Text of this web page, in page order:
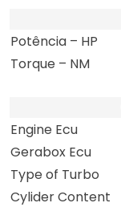
Potência – HP
Torque – NM
Engine Ecu
Gerabox Ecu
Type of Turbo
Cylider Content